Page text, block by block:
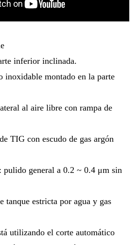
inferior inclinada.
inoxidable montado en la parte
al aire libre con rampa de
TIG con escudo de gas argón
pulido general a 0.2 ~ 0.4 μm sin
tanque estricta por agua y gas
utilizando el corte automático